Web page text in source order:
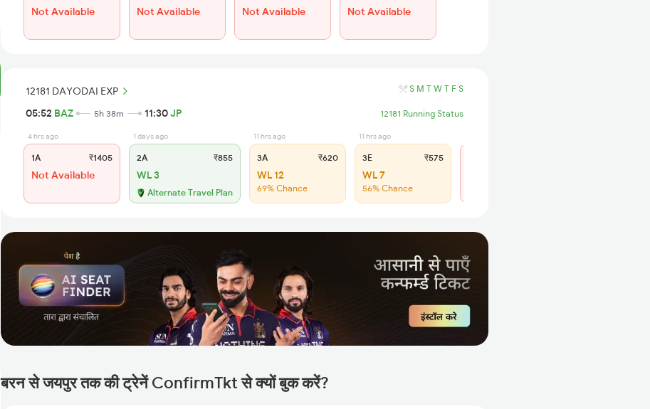
Not Available Not Available Not Available Not Available
12181 DAYODAI EXP S M T W T F S
05:52 BAZ 5h 38m 11:30JP 12181 Running Status
4 hrs ago
1A ₹1405
Not Available
1 days ago
2A ₹855
WL 3
Alternate Travel Plan
11 hrs ago
3A ₹620
WL 12
69% Chance
11 hrs ago
3E ₹575
WL 7
56% Chance
बरन से जयपुर तक की ट्रेनें ConfirmTkt से क्यों बुक करें?